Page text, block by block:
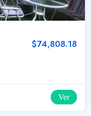
$74,808.18
Ver